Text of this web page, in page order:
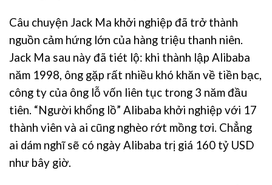
Câu chuyện Jack Ma khởi nghiệp đã trở thành
nguồn cảm hứng lớn của hàng triệu thanh niên.
Jack Ma sau này đã tiét lộ: khi thành lập Alibaba
năm 1998, ông gặp rất nhiều khó khăn về tiền bạc,
công ty của ông lỗ vốn liên tục trong 3 năm đầu
tiên. “Người khổng lồ” Alibaba khởi nghiệp với 17
thành viên và ai cũng nghèo rớt mồng tơi. Chẳng
ai dám nghĩ sẽ có ngày Alibaba trị giá 160 tỷ USD
như bây giờ.